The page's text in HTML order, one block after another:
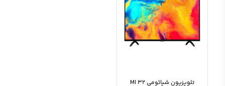
تلویزیون شیائومی MI 32